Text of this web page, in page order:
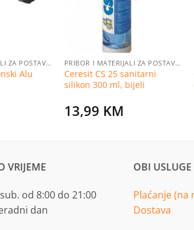
PRIBOR I MATERIJALI ZA POSTAVLJANJE PLOČICA
Alu
PRIBOR I MATERIJALI ZA POSTAVLJANJE PLOČICA
Ceresit CS 25 sanitarni
silikon 300 ml, bijeli
13,99 KM
VRIJEME
od 8:00 do 21:00
dan
OBI USLUGE
Plaćanje (na
Dostava